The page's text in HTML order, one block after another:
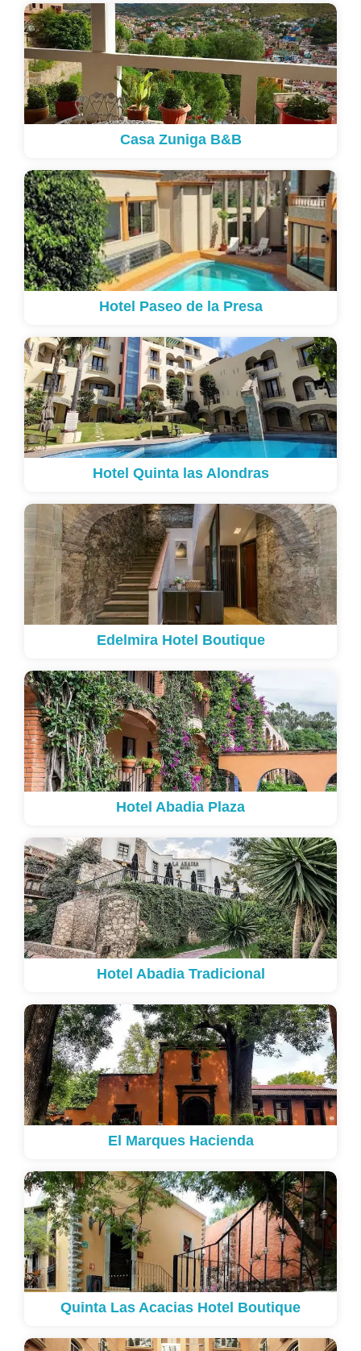
Casa Zuniga B&B
Hotel Paseo de la Presa
Hotel Quinta las Alondras
Edelmira Hotel Boutique
Hotel Abadia Plaza
Hotel Abadia Tradicional
El Marques Hacienda
Quinta Las Acacias Hotel Boutique